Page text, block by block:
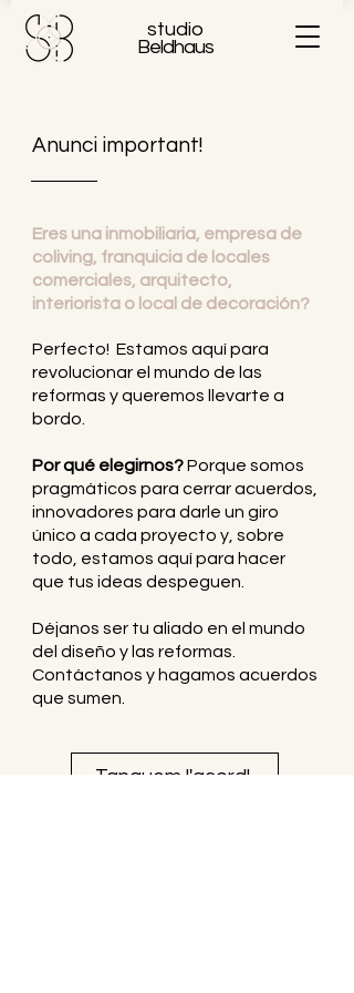
studio
Beldhaus
Anunci important!
Eres una inmobiliaria, empresa de
coliving, franquicia de locales
comerciales, arquitecto,
interiorista o local de decoración?
Perfecto! Estamos aquí para
revolucionar el mundo de las
reformas y queremos llevarte a
bordo.
Por qué elegirnos?Porque somos
pragmáticos para cerrar acuerdos,
innovadores para darle un giro
único a cada proyecto y, sobre
todo, estamos aquí para hacer
que tus ideas despeguen.
Déjanos ser tu aliado en el mundo
del diseño y las reformas.
Contáctanos y hagamos acuerdos
que sumen.
Tanquem l'acord!